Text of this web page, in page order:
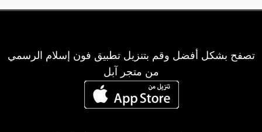
تصفح بشكل أفضل وقم بتنزيل تطبيق فون إسلام الرسمي
من متجر آبل